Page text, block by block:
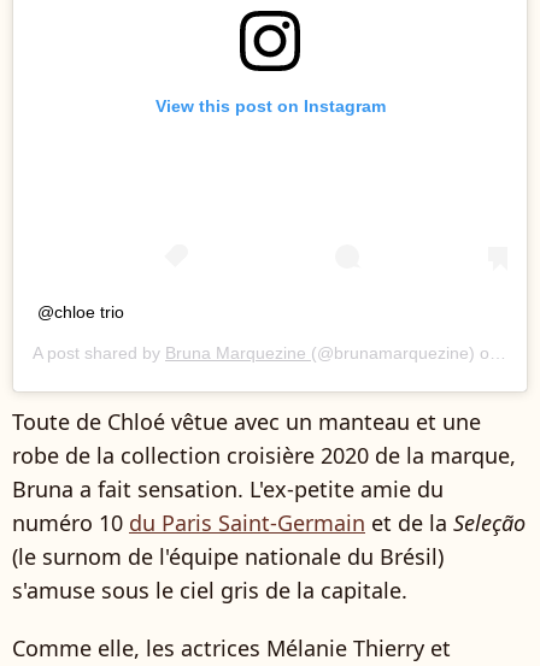
View this post on Instagram
@chloe trio
A post shared by Bruna Marquezine (@brunamarquezine) on
Toute de Chloé vêtue avec un manteau et une
robe de la collection croisière 2020 de la marque,
Bruna a fait sensation. L'ex-petite amie du
numéro 10 du Paris Saint-Germain et de la Seleção
(le surnom de l'équipe nationale du Brésil)
s'amuse sous le ciel gris de la capitale.
Comme elle, les actrices Mélanie Thierry et